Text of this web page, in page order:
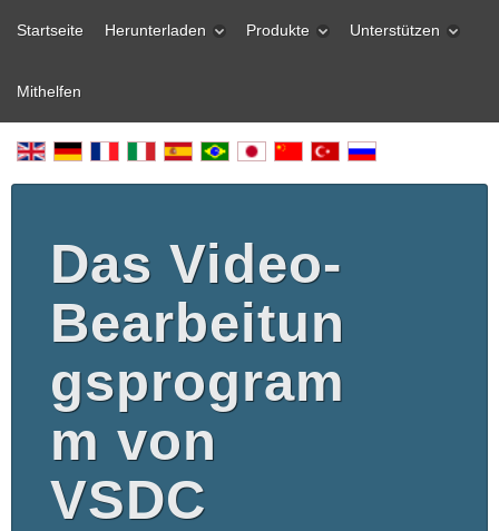
Startseite Herunterladen Produkte Unterstützen
Mithelfen
Das Video-
Bearbeitun
gsprogram
m von
VSDC